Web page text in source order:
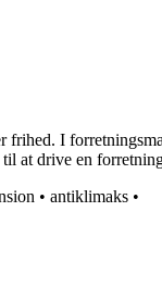
I
at drive en
• antiklimaks •